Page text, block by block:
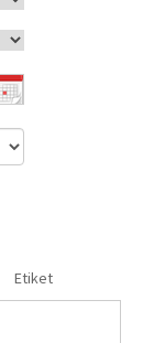
Etiket